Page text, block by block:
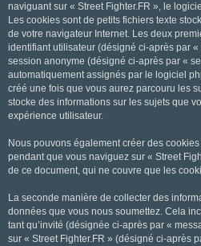
naviguant sur « Street Fighter.FR », le
Les cookies sont de petits fichiers texte
de votre navigateur Internet. Les deux
identifiant utilisateur (désigné ci-après par
session anonyme (désigné ci-après par «
automatiquement assignés par le logiciel
créé une fois que vous aurez parcouru les
stocke des informations sur les sujets que
expérience utilisateur.
Nous pouvons également créer des
pendant que vous naviguez sur « Street
de ce document, qui ne couvre que les
La seconde manière de collecter des
données que vous nous soumettez. Cela
tant qu’invité (désignée ci-après par «
sur « Street Fighter.FR » (désigné ci-après